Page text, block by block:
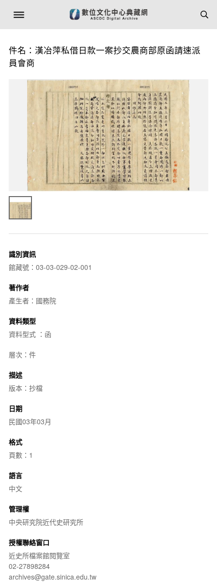
件名：漢冶萍私借日款一案抄交農商部原函請速派
員會商
識別資訊
館藏號：03-03-029-02-001
著作者
產生者：國務院
資料類型
資料型式 ：函
層次：件
描述
版本：抄檔
日期
民國03年03月
格式
頁數：1
語言
中文
管理權
中央研究院近代史研究所
授權聯絡窗口
近史所檔案館閱覽室
02-27898284
archives@gate.sinica.edu.tw